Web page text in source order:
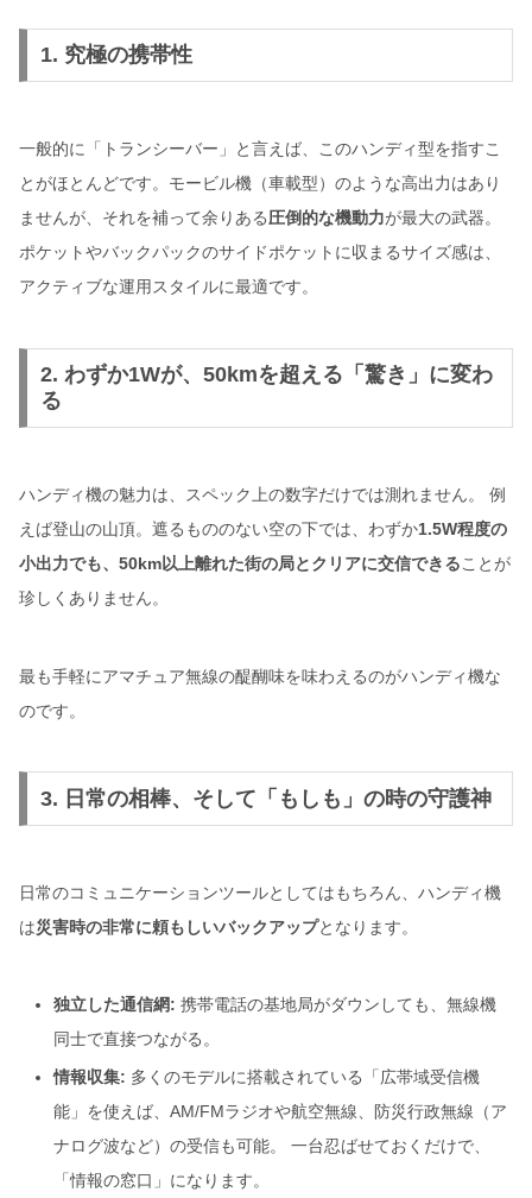
1. 究極の携帯性
一般的に「トランシーバー」と言えば、このハンディ型を指すこ
とがほとんどです。モービル機（車載型）のような高出力はあり
ませんが、それを補って余りある圧倒的な機動力が最大の武器。
ポケットやバックパックのサイドポケットに収まるサイズ感は、
アクティブな運用スタイルに最適です。
2. わずか1Wが、50kmを超える「驚き」に変わ
る
ハンディ機の魅力は、スペック上の数字だけでは測れません。 例
えば登山の山頂。遮るもののない空の下では、わずか1.5W程度の
小出力でも、50km以上離れた街の局とクリアに交信できることが
珍しくありません。
最も手軽にアマチュア無線の醍醐味を味わえるのがハンディ機な
のです。
3. 日常の相棒、そして「もしも」の時の守護神
日常のコミュニケーションツールとしてはもちろん、ハンディ機
は災害時の非常に頼もしいバックアップとなります。
独立した通信網: 携帯電話の基地局がダウンしても、無線機
同士で直接つながる。
情報収集: 多くのモデルに搭載されている「広帯域受信機
能」を使えば、AM/FMラジオや航空無線、防災行政無線（ア
ナログ波など）の受信も可能。 一台忍ばせておくだけで、
「情報の窓口」になります。